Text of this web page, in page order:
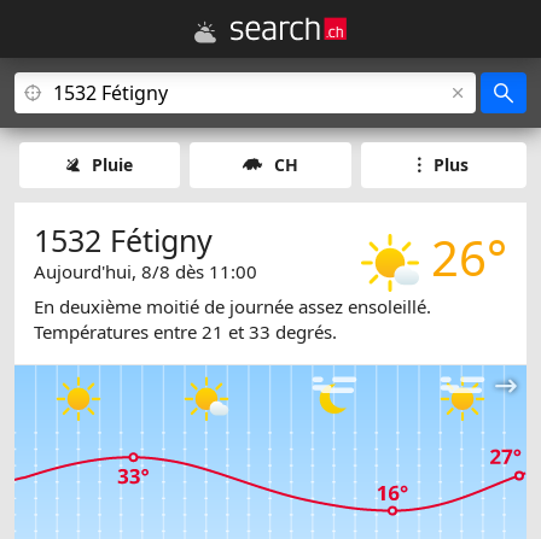
Pluie CH Plus
26°
1532 Fétigny
Aujourd'hui, 8/8 dès 11:00
En deuxième moitié de journée assez ensoleillé.
Températures entre 21 et 33 degrés.